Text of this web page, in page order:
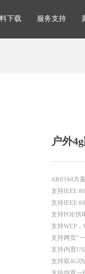
下载 服务支持
户外
AR9344方
支持IEEE
支持IEEE
支持POE供
支持WEP
支持网页“
支持内置
支持双4G